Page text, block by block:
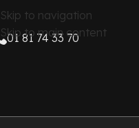
Skip to navigation
Skip to main content
01 81 74 33 70